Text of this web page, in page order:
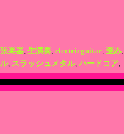
弦楽器, 生演奏, electricguitar, 歪み,
, スラッシュメタル, ハードコア,